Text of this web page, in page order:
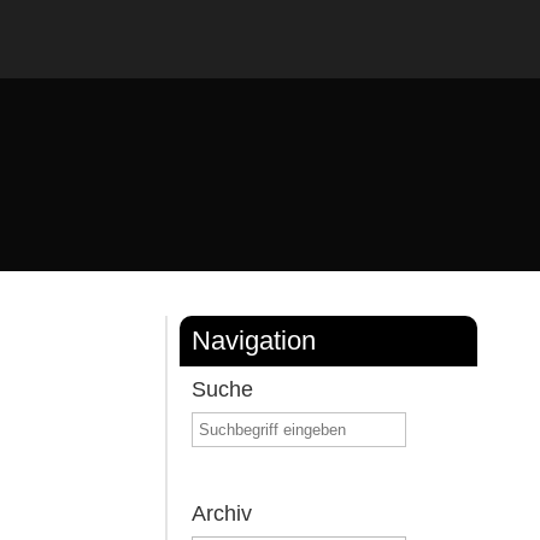
Navigation
Suche
Archiv